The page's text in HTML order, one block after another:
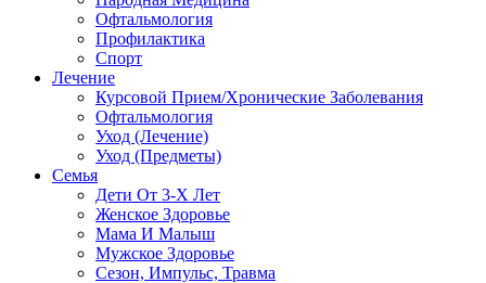
Офтальмология
Профилактика
Спорт
Лечение
Курсовой Прием/Хронические Заболевания
Офтальмология
Уход (Лечение)
Уход (Предметы)
Семья
Дети От 3-Х Лет
Женское Здоровье
Мама И Малыш
Мужское Здоровье
Сезон, Импульс, Травма